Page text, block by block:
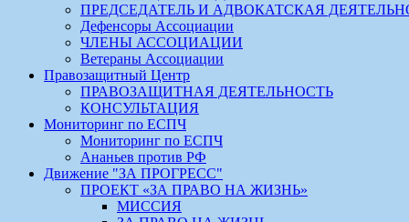
ПРЕДСЕДАТЕЛЬ И АДВОКАТСКАЯ
Дефенсоры Ассоциации
ЧЛЕНЫ АССОЦИАЦИИ
Ветераны Ассоциации
Правозащитный Центр
ПРАВОЗАЩИТНАЯ ДЕЯТЕЛЬНОСТЬ
КОНСУЛЬТАЦИЯ
Мониторинг по ЕСПЧ
Мониторинг по ЕСПЧ
Ананьев против РФ
Движение "ЗА ПРОГРЕСС"
ПРОЕКТ «ЗА ПРАВО НА ЖИЗНЬ»
МИССИЯ